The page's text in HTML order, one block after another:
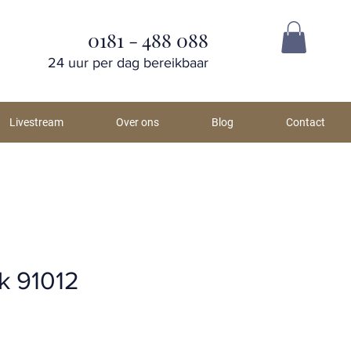
0181 - 488 088
24 uur per dag bereikbaar
Livestream Over ons Blog Contact
91012